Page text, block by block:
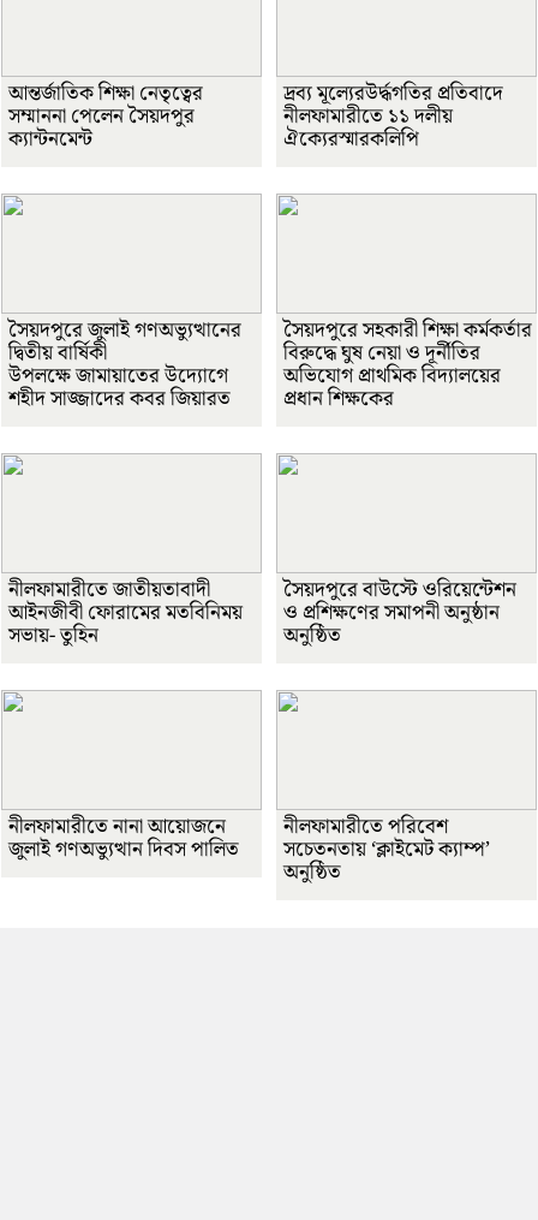
আন্তর্জাতিক শিক্ষা নেতৃত্বের
সম্মাননা পেলেন সৈয়দপুর
ক্যান্টনমেন্ট
দ্রব্য মূল্যেরউর্দ্ধগতির প্রতিবাদে
নীলফামারীতে ১১ দলীয়
ঐক্যেরস্মারকলিপি
সৈয়দপুরে জুলাই গণঅভ্যুত্থানের
দ্বিতীয় বার্ষিকী
উপলক্ষে জামায়াতের উদ্যোগে
শহীদ সাজ্জাদের কবর জিয়ারত
সৈয়দপুরে সহকারী শিক্ষা কর্মকর্তার
বিরুদ্ধে ঘুষ নেয়া ও দূর্নীতির
অভিযোগ প্রাথমিক বিদ্যালয়ের
প্রধান শিক্ষকের
নীলফামারীতে জাতীয়তাবাদী
আইনজীবী ফোরামের মতবিনিময়
সভায়- তুহিন
সৈয়দপুরে বাউস্টে ওরিয়েন্টেশন
ও প্রশিক্ষণের সমাপনী অনুষ্ঠান
অনুষ্ঠিত
নীলফামারীতে নানা আয়োজনে
জুলাই গণঅভ্যুত্থান দিবস পালিত
নীলফামারীতে পরিবেশ
সচেতনতায় ‘ক্লাইমেট ক্যাম্প’
অনুষ্ঠিত